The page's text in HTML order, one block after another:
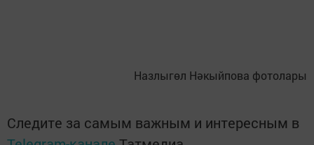
Назлыгөл Нәкыйпова фотолары
Следите за самым важным и интересным в